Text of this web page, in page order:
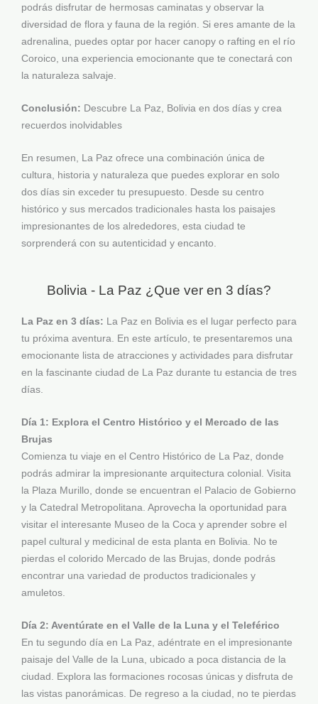
podrás disfrutar de hermosas caminatas y observar la
diversidad de flora y fauna de la región. Si eres amante de la
adrenalina, puedes optar por hacer canopy o rafting en el río
Coroico, una experiencia emocionante que te conectará con
la naturaleza salvaje.
Conclusión: Descubre La Paz, Bolivia en dos días y crea
recuerdos inolvidables
En resumen, La Paz ofrece una combinación única de
cultura, historia y naturaleza que puedes explorar en solo
dos días sin exceder tu presupuesto. Desde su centro
histórico y sus mercados tradicionales hasta los paisajes
impresionantes de los alrededores, esta ciudad te
sorprenderá con su autenticidad y encanto.
Bolivia - La Paz ¿Que ver en 3 días?
La Paz en 3 días:
La Paz en Bolivia es el lugar perfecto para
tu próxima aventura. En este artículo, te presentaremos una
emocionante lista de atracciones y actividades para disfrutar
en la fascinante ciudad de La Paz durante tu estancia de tres
días.
Día 1: Explora el Centro Histórico y el Mercado de las
Brujas
Comienza tu viaje en el Centro Histórico de La Paz, donde
podrás admirar la impresionante arquitectura colonial. Visita
la Plaza Murillo, donde se encuentran el Palacio de Gobierno
y la Catedral Metropolitana. Aprovecha la oportunidad para
visitar el interesante Museo de la Coca y aprender sobre el
papel cultural y medicinal de esta planta en Bolivia. No te
pierdas el colorido Mercado de las Brujas, donde podrás
encontrar una variedad de productos tradicionales y
amuletos.
Día 2: Aventúrate en el Valle de la Luna y el Teleférico
En tu segundo día en La Paz, adéntrate en el impresionante
paisaje del Valle de la Luna, ubicado a poca distancia de la
ciudad. Explora las formaciones rocosas únicas y disfruta de
las vistas panorámicas. De regreso a la ciudad, no te pierdas